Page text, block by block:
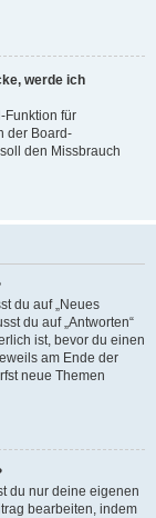
werde ich
Funktion für
der Board-
den Missbrauch
du auf „Neues
du auf „Antworten“
ist, bevor du einen
am Ende der
neue Themen
du nur deine eigenen
bearbeiten, indem